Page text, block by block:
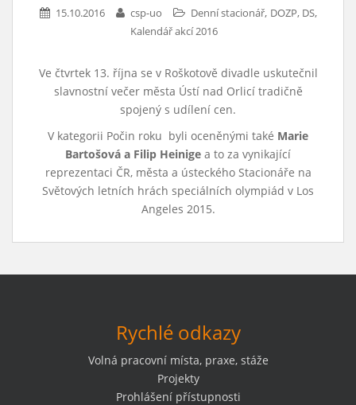
15.10.2016 csp-uo Denní stacionář, DOZP, DS,
Kalendář akcí 2016
Ve čtvrtek 13. října se v Roškotově divadle uskutečnil
slavnostní večer města Ústí nad Orlicí tradičně
spojený s udílení cen.
V kategorii Počin roku byli oceněnými také Marie
Bartošová a Filip Heinige a to za vynikající
reprezentaci ČR, města a ústeckého Stacionáře na
Světových letních hrách speciálních olympiád v Los
Angeles 2015.
Rychlé odkazy
Volná pracovní místa, praxe, stáže
Projekty
Prohlášení přístupnosti